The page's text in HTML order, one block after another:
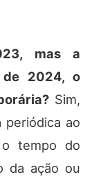
mas a
de 2024, o
Sim,
ao
tempo do
da ação ou